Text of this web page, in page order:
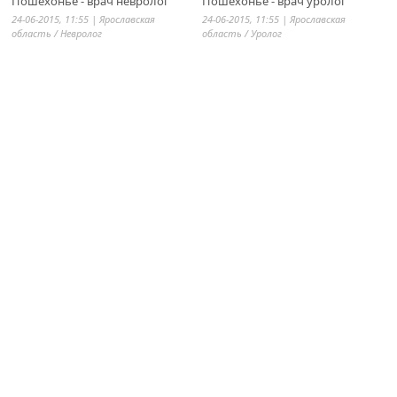
24-06-2015, 11:55 |Ярославская
область / Невролог
24-06-2015, 11:55 |Ярославская
область / Уролог